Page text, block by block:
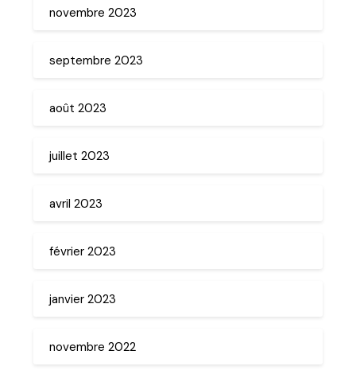
novembre 2023
septembre 2023
août 2023
juillet 2023
avril 2023
février 2023
janvier 2023
novembre 2022